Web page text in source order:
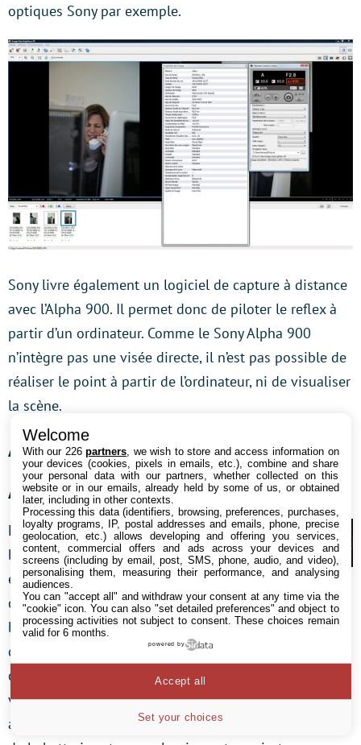
optiques Sony par exemple.
Sony livre également un logiciel de capture à distance
avec l’Alpha 900. Il permet donc de piloter le reflex à
partir d’un ordinateur. Comme le Sony Alpha 900
n’intègre pas une visée directe, il n’est pas possible de
réaliser le point à partir de l’ordinateur, ni de visualiser
la scène.
Alimentation, stockage
Alimentation
Le reflex Sony Alpha 900 est alimenté par la
batterie Li-Ion NP-FM500H (qui équipe
également les autres reflex de la marque). Sa
capacité est de 1650 mAh et lors de nos tests , la
batterie a permis de réaliser environ 900
déclenchements dans le cadre d’une utilisation
classique : prise de vue avec viseur optique,
visualisation sur écran LCD, réglage de l’appareil. Une
autonomie relativement confortable donc. La recharge
Welcome
With our 226partners , we wish to store and access information on
your devices (cookies, pixels in emails, etc.), combine and share
your personal data with our partners, whether collected on this
website or in our emails, already held by some of us, or obtained
later, including in other contexts.
Processing this data (identifiers, browsing, preferences, purchases,
loyalty programs, IP, postal addresses and emails, phone, precise
geolocation, etc.) allows developing and offering you services,
content, commercial offers and ads across your devices and
screens (including by email, post, SMS, phone, audio, and video),
personalising them, measuring their performance, and analysing
audiences.
You can "accept all" and withdraw your consent at any time via the
"cookie" icon. You can also "set detailed preferences" and object to
processing activities not subject to consent. These choices remain
valid for 6 months.
powered by
Set your choices
Accept all